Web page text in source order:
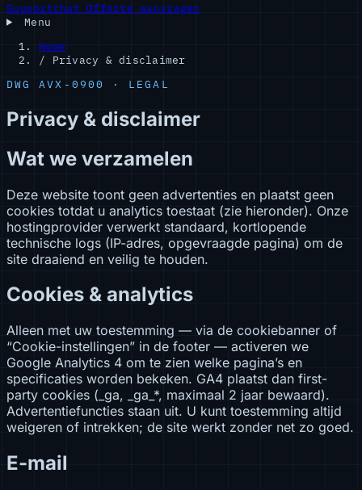
SupportchatOfferte aanvragen
Menu
Home
/
Privacy & disclaimer
DWG AVX-0900 · LEGAL
Privacy & disclaimer
Wat we verzamelen
Deze website toont geen advertenties en plaatst geen
cookies totdat u analytics toestaat (zie hieronder). Onze
hostingprovider verwerkt standaard, kortlopende
technische logs (IP-adres, opgevraagde pagina) om de
site draaiend en veilig te houden.
Cookies & analytics
Alleen met uw toestemming — via de cookiebanner of
“Cookie-instellingen” in de footer — activeren we
Google Analytics 4 om te zien welke pagina’s en
specificaties worden bekeken. GA4 plaatst dan first-
party cookies (_ga, _ga_*, maximaal 2 jaar bewaard).
Advertentiefuncties staan uit. U kunt toestemming altijd
weigeren of intrekken; de site werkt zonder net zo goed.
E-mail